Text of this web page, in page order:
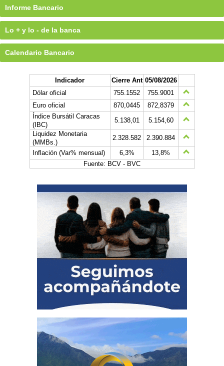
Informe Bancario
Lo + y lo - de la banca
Calendario Bancario
Indicador Cierre Ant 05/08/2026
Dólar oficial
755.1552
755.9001
Euro oficial
870,0445
872,8379
Índice Bursátil Caracas
(IBC)
5.138,01
5.154,60
Liquidez Monetaria
(MMBs.)
2.328.582
2.390.884
Inflación (Var% mensual)
6,3%
13,8%
Fuente: BCV - BVC